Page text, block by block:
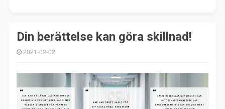
Din berättelse kan göra skillnad!
2021-02-02